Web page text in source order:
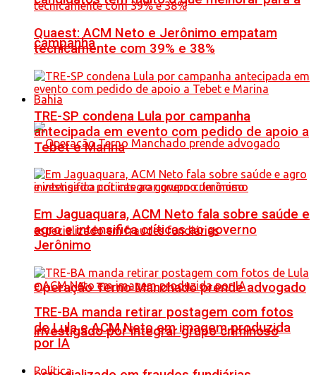
campanha
Bahia
Operação Terno Manchado prende advogado
investigado por integrar grupo criminoso
Quaest: ACM Neto e Jerônimo empatam
tecnicamente com 39% e 38%
TRE-SP condena Lula por campanha
antecipada em evento com pedido de apoio a
Tebet e Marina
Em Jaguaquara, ACM Neto fala sobre saúde e
agro e intensifica críticas ao governo
Jerônimo
TRE-BA manda retirar postagem com fotos
de Lula e ACM Neto em imagem produzida
por IA
Política